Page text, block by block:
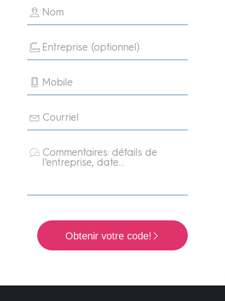
Nom
Entreprise (optionnel)
Mobile
Courriel
Commentaires: détails de
l'entreprise, date…
Obtenir votre code!